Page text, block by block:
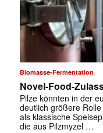
Biomasse-Fermentation
Novel-Food-
Pilze könnten in der
deutlich größere
als klassische
die aus Pilzmyzel …